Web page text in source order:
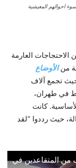
احوالهم المعيشية
جديدة من الاحتجاجات العارمة
من الأوضاع
حيث تجمع آلاف
في طهران،
كانت
حيث رددوا “لقد
من المتقاعدين في